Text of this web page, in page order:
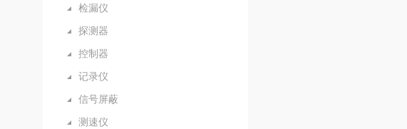
检漏仪
探测器
控制器
记录仪
信号屏蔽
测速仪